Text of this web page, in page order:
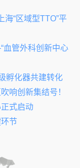
“区域型TTO”平
管外科创新中心
孵化器共建转化
响创新集结号！
式启动
节